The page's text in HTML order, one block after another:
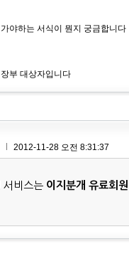
야하는 서식이 뭔지 궁금합니다
부 대상자입니다
2012-11-28 오전 8:31:37
서비스는 이지분개 유료회원